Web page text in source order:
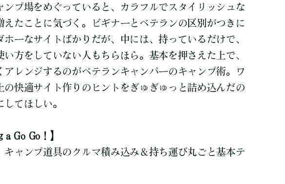
ンプ場をめぐっていると、カラフルでスタイリッシュな
えたことに気づく。ビギナーとベテランの区別がつきに
ホーなサイトばかりだが、中には、持っているだけで、
い方をしていない人もちらほら。基本を押さえた上で、
アレンジするのがベテランキャンパーのキャンプ術。ワ
の快適サイト作りのヒントをぎゅぎゅっと詰め込んだの
してほしい。
a Go Go！】
ャンプ道具のクルマ積み込み＆持ち運び丸ごと基本テ